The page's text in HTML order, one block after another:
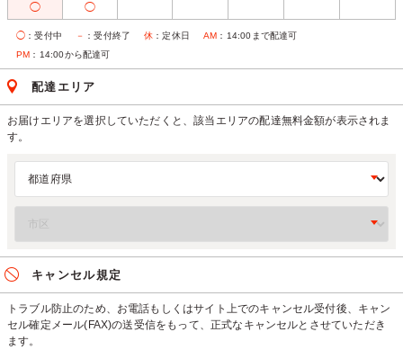
◯ ◯
◯ ：受付中 － ：受付終了 休 ：定休日 AM ：14:00まで配達可
PM ：14:00から配達可
配達エリア
お届けエリアを選択していただくと、該当エリアの配達無料金額が表示されま
す。
キャンセル規定
トラブル防止のため、お電話もしくはサイト上でのキャンセル受付後、キャン
セル確定メール(FAX)の送受信をもって、正式なキャンセルとさせていただき
ます。